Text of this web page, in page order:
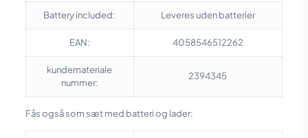
Battery included: Leveres uden batterier
EAN: 4058546512262
kundemateriale
nummer:
2394345
Fås også som sæt med batteri og lader: